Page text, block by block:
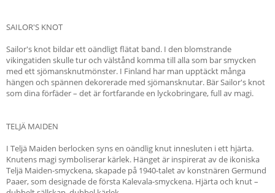
SAILOR'S KNOT
Sailor's knot bildar ett oändligt flätat band. I den blomstrande
vikingatiden skulle tur och välstånd komma till alla som bar smycken
med ett sjömansknutmönster. I Finland har man upptäckt många
hängen och spännen dekorerade med sjömansknutar. Bär Sailor's knot
som dina förfäder – det är fortfarande en lyckobringare, full av magi.
TELJÄ MAIDEN
I Teljä Maiden berlocken syns en oändlig knut innesluten i ett hjärta.
Knutens magi symboliserar kärlek. Hänget är inspirerat av de ikoniska
Teljä Maiden-smyckena, skapade på 1940-talet av konstnären Germund
Paaer, som designade de första Kalevala-smyckena. Hjärta och knut –